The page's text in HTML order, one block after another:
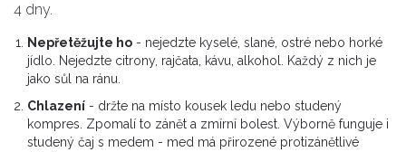
4 dny.
Nepřetěžujte ho - nejedzte kyselé, slané, ostré nebo horké
jídlo. Nejedzte citrony, rajčata, kávu, alkohol. Každý z nich je
jako sůl na ránu.
Chlazení - držte na místo kousek ledu nebo studený
kompres. Zpomalí to zánět a zmírní bolest. Výborně funguje i
studený čaj s medem - med má přirozené protizánětlivé